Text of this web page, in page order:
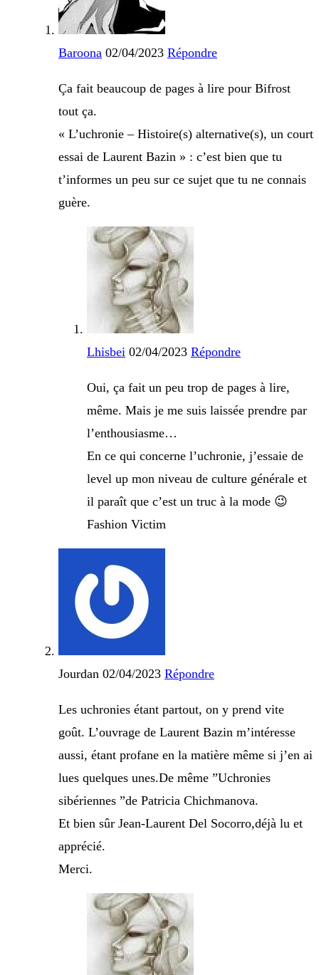
Baroona 02/04/2023 Répondre
Ça fait beaucoup de pages à lire pour Bifrost
tout ça.
« L’uchronie – Histoire(s) alternative(s), un court
essai de Laurent Bazin » : c’est bien que tu
t’informes un peu sur ce sujet que tu ne connais
guère.
Lhisbei 02/04/2023 Répondre
Oui, ça fait un peu trop de pages à lire,
même. Mais je me suis laissée prendre par
l’enthousiasme…
En ce qui concerne l’uchronie, j’essaie de
level up mon niveau de culture générale et
il paraît que c’est un truc à la mode 😉
Fashion Victim
Jourdan 02/04/2023 Répondre
Les uchronies étant partout, on y prend vite
goût. L’ouvrage de Laurent Bazin m’intéresse
aussi, étant profane en la matière même si j’en ai
lues quelques unes.De même ”Uchronies
sibériennes ”de Patricia Chichmanova.
Et bien sûr Jean-Laurent Del Socorro,déjà lu et
apprécié.
Merci.